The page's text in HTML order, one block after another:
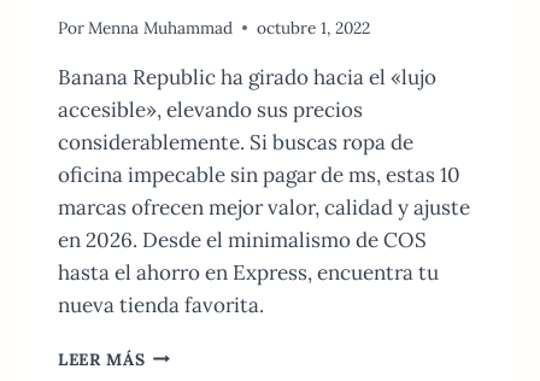
PorMenna Muhammad octubre 1, 2022
Banana Republic ha girado hacia el «lujo
accesible», elevando sus precios
considerablemente. Si buscas ropa de
oficina impecable sin pagar de ms, estas 10
marcas ofrecen mejor valor, calidad y ajuste
en 2026. Desde el minimalismo de COS
hasta el ahorro en Express, encuentra tu
nueva tienda favorita.
LEER MÁS 10